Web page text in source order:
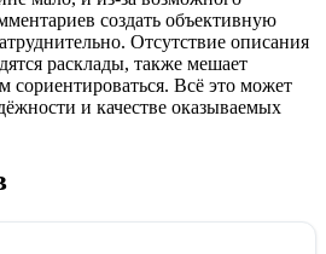
создать объективную
Отсутствие описания
расклады, также мешает
сориентироваться. Всё это может
и качестве оказываемых